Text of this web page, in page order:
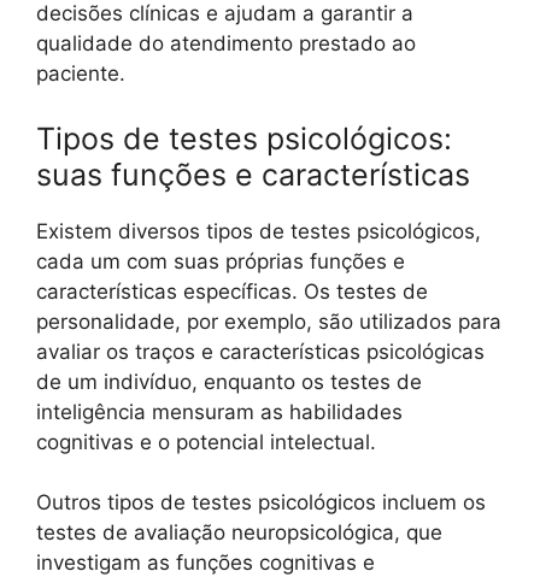
decisões clínicas e ajudam a garantir a
qualidade do atendimento prestado ao
paciente.
Tipos de testes psicológicos:
suas funções e características
Existem diversos tipos de testes psicológicos,
cada um com suas próprias funções e
características específicas. Os testes de
personalidade, por exemplo, são utilizados para
avaliar os traços e características psicológicas
de um indivíduo, enquanto os testes de
inteligência mensuram as habilidades
cognitivas e o potencial intelectual.
Outros tipos de testes psicológicos incluem os
testes de avaliação neuropsicológica, que
investigam as funções cognitivas e